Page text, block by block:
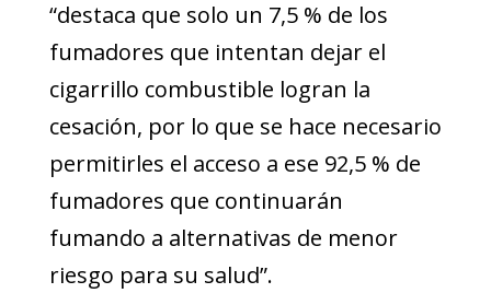
“destaca que solo un 7,5 % de los
fumadores que intentan dejar el
cigarrillo combustible logran la
cesación, por lo que se hace necesario
permitirles el acceso a ese 92,5 % de
fumadores que continuarán
fumando a alternativas de menor
riesgo para su salud”.